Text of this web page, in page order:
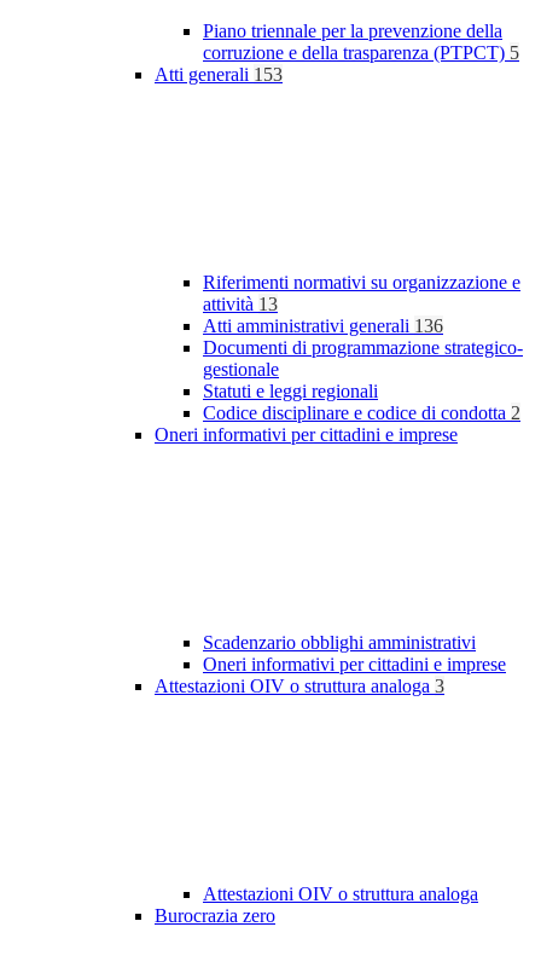
Piano triennale per la prevenzione della
corruzione e della trasparenza (PTPCT) 5
Atti generali 153
Riferimenti normativi su organizzazione e
attività 13
Atti amministrativi generali 136
Documenti di programmazione strategico-
gestionale
Statuti e leggi regionali
Codice disciplinare e codice di condotta 2
Oneri informativi per cittadini e imprese
Scadenzario obblighi amministrativi
Oneri informativi per cittadini e imprese
Attestazioni OIV o struttura analoga 3
Attestazioni OIV o struttura analoga
Burocrazia zero